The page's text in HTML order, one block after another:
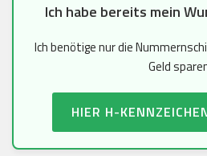
Ich habe bereits mein
Ich benötige nur die
Geld
HIER H-